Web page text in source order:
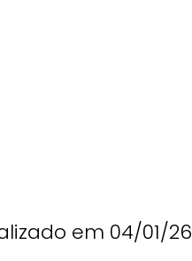
em 04/01/26